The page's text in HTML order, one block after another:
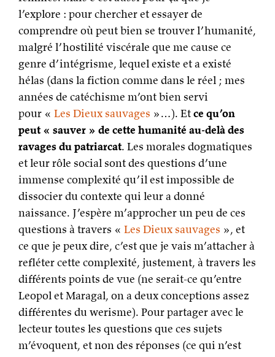
l’explore : pour chercher et essayer de
comprendre où peut bien se trouver l’humanité,
malgré l’hostilité viscérale que me cause ce
genre d’intégrisme, lequel existe et a existé
hélas (dans la fiction comme dans le réel ; mes
années de catéchisme m’ont bien servi
pour « Les Dieux sauvages »…). Etce qu’on
peut « sauver » de cette humanité au-delà des
ravages du patriarcat. Les morales dogmatiques
et leur rôle social sont des questions d’une
immense complexité qu’il est impossible de
dissocier du contexte qui leur a donné
naissance. J’espère m’approcher un peu de ces
questions à travers « Les Dieux sauvages », et
ce que je peux dire, c’est que je vais m’attacher à
refléter cette complexité, justement, à travers les
différents points de vue (ne serait-ce qu’entre
Leopol et Maragal, on a deux conceptions assez
différentes du werisme). Pour partager avec le
lecteur toutes les questions que ces sujets
m’évoquent, et non des réponses (ce qui n’est